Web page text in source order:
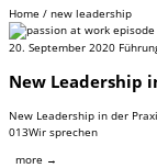
Home / new leadership
20. September 2020
New Leadership
New Leadership in der
013Wir sprechen
more →